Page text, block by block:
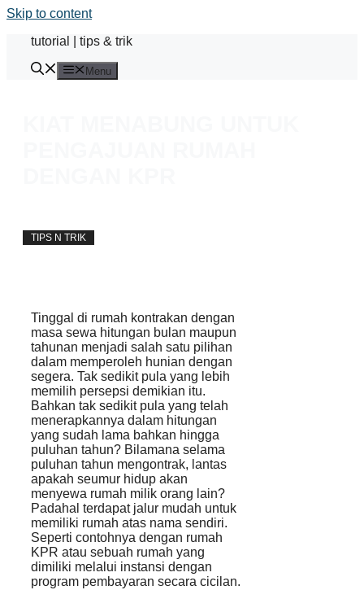
Skip to content
tutorial | tips & trik
Menu
TIPS N TRIK
Tinggal di rumah kontrakan dengan
masa sewa hitungan bulan maupun
tahunan menjadi salah satu pilihan
dalam memperoleh hunian dengan
segera. Tak sedikit pula yang lebih
memilih persepsi demikian itu.
Bahkan tak sedikit pula yang telah
menerapkannya dalam hitungan
yang sudah lama bahkan hingga
puluhan tahun? Bilamana selama
puluhan tahun mengontrak, lantas
apakah seumur hidup akan
menyewa rumah milik orang lain?
Padahal terdapat jalur mudah untuk
memiliki rumah atas nama sendiri.
Seperti contohnya dengan rumah
KPR atau sebuah rumah yang
dimiliki melalui instansi dengan
program pembayaran secara cicilan.